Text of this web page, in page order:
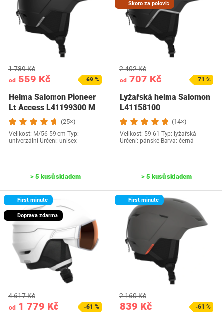
od 559 Kč
1 789 Kč
-69 %
Helma Salomon Pioneer
Lt Access L41199300 M
(25×)
Velikost: M/56-59 cm Typ:
univerzální Určení: unisex
> 5 kusů skladem
Skoro za polovic
od 707 Kč
2 402 Kč
-71 %
Lyžařská helma Salomon
L41158100
(14×)
Velikost: 59-61 Typ: lyžařská
Určení: pánské Barva: černá
> 5 kusů skladem
First minute
Doprava zdarma
od 1 779 Kč
4 617 Kč
-61 %
First minute
839 Kč
2 160 Kč
-61 %